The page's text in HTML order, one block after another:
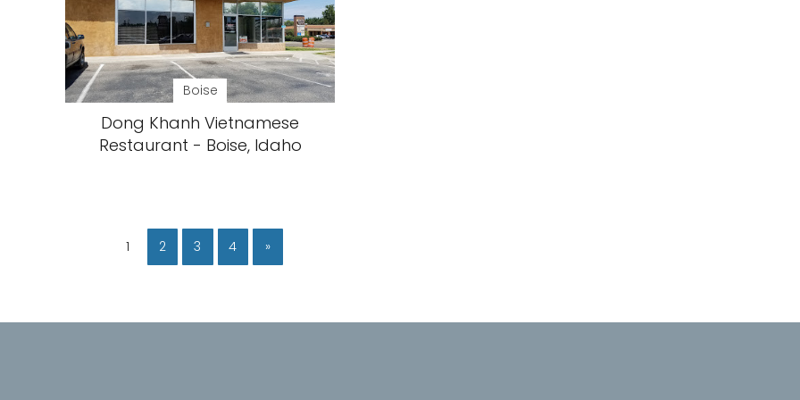
Boise
Dong Khanh Vietnamese
Restaurant - Boise, Idaho
1 2 3 4 »